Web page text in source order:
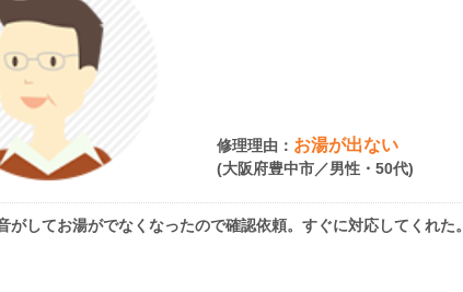
修理理由： お湯が出ない
(大阪府豊中市／男性・50代)
がしてお湯がでなくなったので確認依頼。すぐに対応してくれた。